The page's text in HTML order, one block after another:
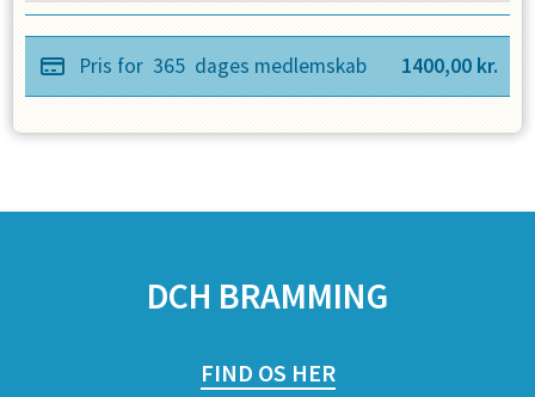
Pris for 365 dages medlemskab 1400,00 kr.
DCH BRAMMING
FIND OS HER